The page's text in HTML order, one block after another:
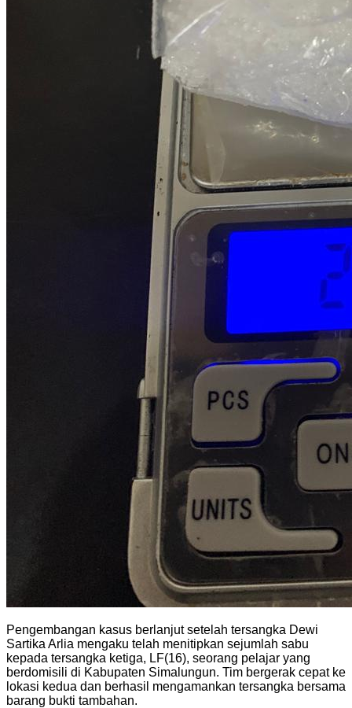
Pengembangan kasus berlanjut setelah tersangka Dewi
Sartika Arlia mengaku telah menitipkan sejumlah sabu
kepada tersangka ketiga, LF(16), seorang pelajar yang
berdomisili di Kabupaten Simalungun. Tim bergerak cepat ke
lokasi kedua dan berhasil mengamankan tersangka bersama
barang bukti tambahan.